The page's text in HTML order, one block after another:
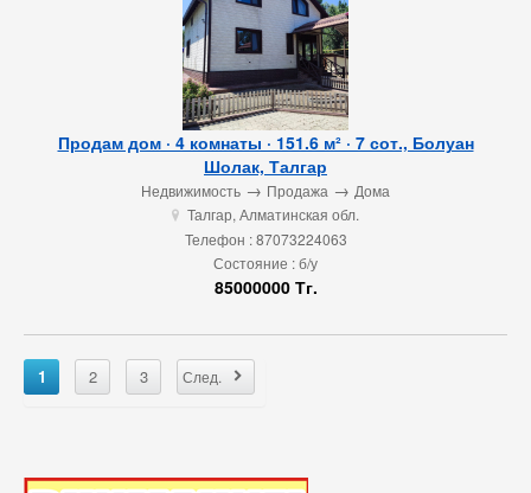
Продам дом · 4 комнаты · 151.6 м² · 7 сот., Болуан
Шолак, Талгар
Недвижимость → Продажа → Дома
u Талгар, Алматинская обл.
Телефон : 87073224063
Состояние : б/у
85000000 Тг.
1 2 3 След. ×